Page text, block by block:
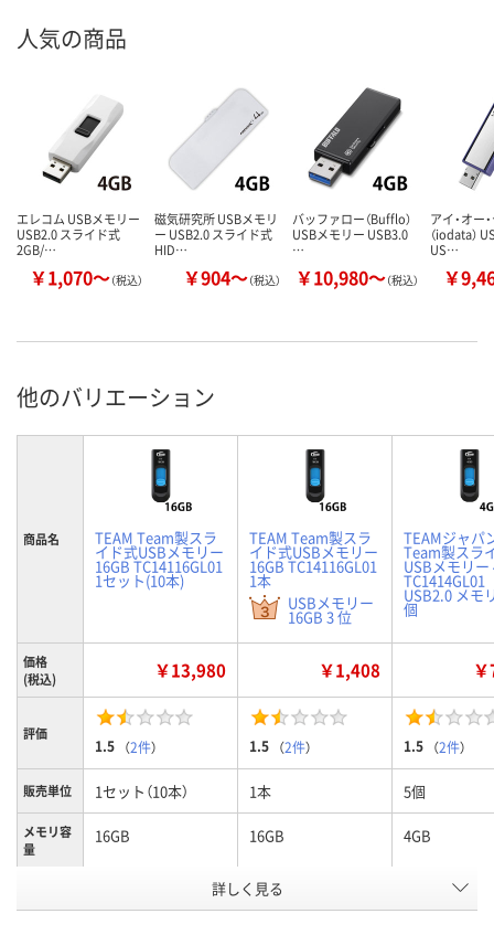
人気の商品
エレコム USBメモリー
USB2.0 スライド式
2GB/…
￥1,070～（税込）
磁気研究所 USBメモリ
ー USB2.0 スライド式
HID…
￥904～（税込）
バッファロー（Bufflo）
USBメモリー USB3.0
…
￥10,980～（税込）
アイ・オー
（iodata）
US…
￥
他のバリエーション
商品名 TEAM Team製スラ
イド式USBメモリー
16GB TC14116GL01
1セット(10本)
TEAM Team製スラ
イド式USBメモリー
16GB TC14116GL01
1本
USBメモリー
16GB 3 位
TEAMジャパ
Team製スラ
USBメモリー
TC1414GL01
USB2.0 メモ
個
価格
(税込)
￥13,980 ￥1,408
評価
1.5 （2件） 1.5 （2件） 1.5 （2件）
販売単位 1セット（10本） 1本 5個
メモリ容
量
16GB 16GB 4GB
ボディ部：ブラック、
スライド部：ブルー
ボディ部：ブラック、
スライド部：ブルー
ボディ部：ブ
スライド部：
詳しく見る